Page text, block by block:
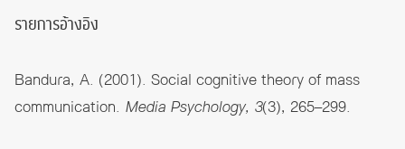
รายการอ้างอิง
Bandura, A. (2001). Social cognitive theory of mass
communication. Media Psychology, 3(3), 265–299.